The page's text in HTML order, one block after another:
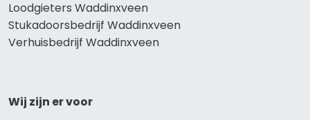
Loodgieters Waddinxveen
Stukadoorsbedrijf Waddinxveen
Verhuisbedrijf Waddinxveen
Wij zijn er voor